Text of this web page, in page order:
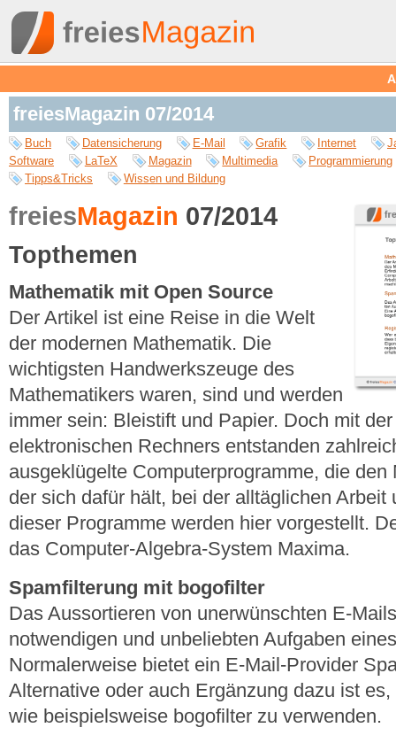
freiesMagazin 07/2014
Buch Datensicherung E-Mail Grafik Internet
Software
LaTeX Magazin Multimedia
Programmierung
Tipps&Tricks
Wissen und Bildung
freiesMagazin 07/2014
Topthemen
Mathematik mit Open Source
Der Artikel ist eine Reise in die Welt
der modernen Mathematik. Die
wichtigsten Handwerkszeuge des
Mathematikers waren, sind und werden
immer sein: Bleistift und Papier. Doch mit
elektronischen Rechners entstanden
ausgeklügelte Computerprogramme, die
der sich dafür hält, bei der alltäglichen Arbeit
dieser Programme werden hier vorgestellt.
das Computer-Algebra-System Maxima.
Spamfilterung mit bogofilter
Das Aussortieren von unerwünschten E-
notwendigen und unbeliebten Aufgaben
Normalerweise bietet ein E-Mail-Provider
Alternative oder auch Ergänzung dazu ist
wie beispielsweise bogofilter zu verwenden.